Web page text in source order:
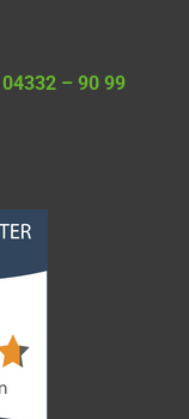
04332 – 90 99